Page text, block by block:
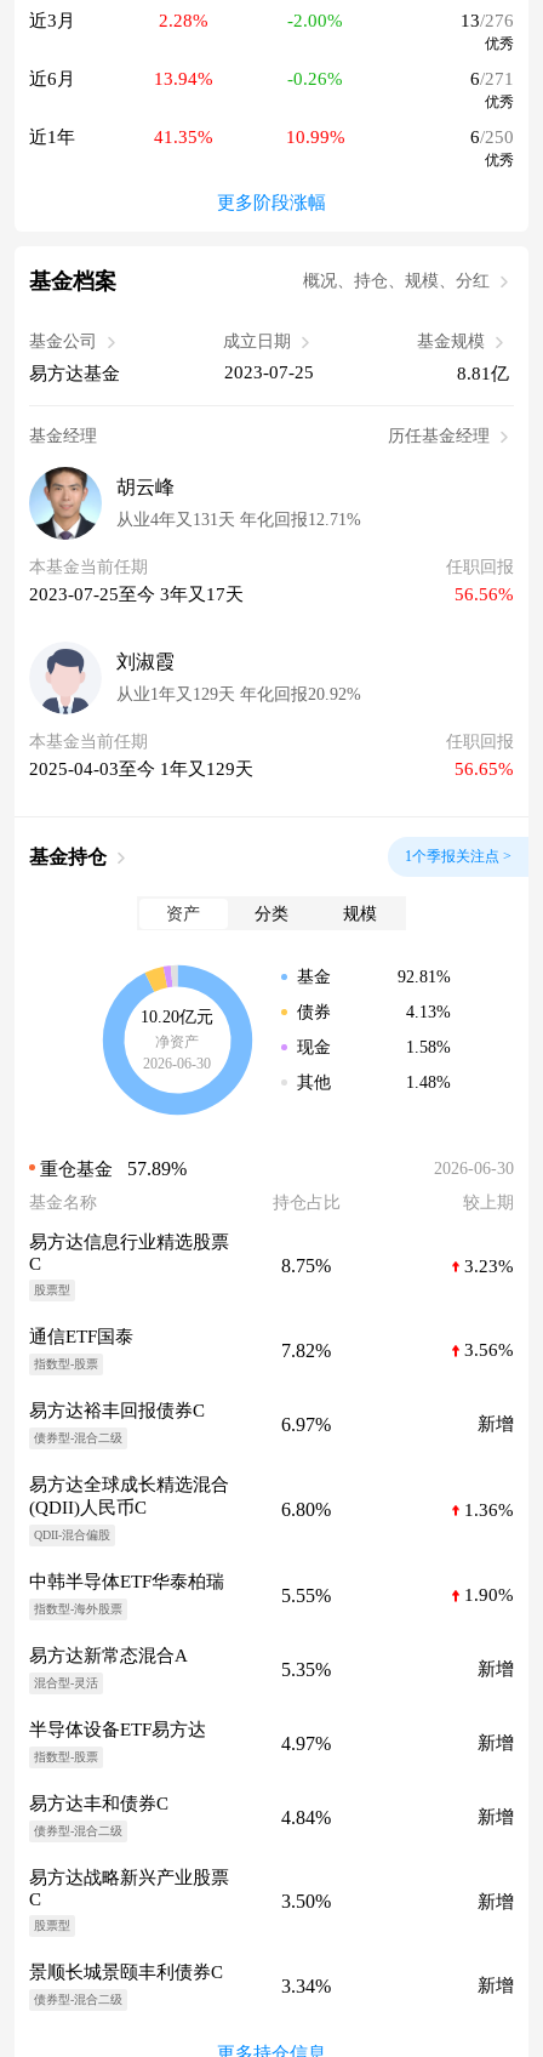
近3月 2.28% -2.00% 13/276
优秀
近6月 13.94% -0.26% 6/271
优秀
近1年 41.35% 10.99% 6/250
优秀
更多阶段涨幅
基金档案 概况、持仓、规模、分红
基金公司
易方达基金
成立日期
2023-07-25
基金规模
8.81亿
基金经理 历任基金经理
胡云峰
从业4年又131天 年化回报12.71%
本基金当前任期
2023-07-25至今 3年又17天
任职回报
56.56%
刘淑霞
从业1年又129天 年化回报20.92%
本基金当前任期
2025-04-03至今 1年又129天
任职回报
56.65%
基金持仓 1个季报关注点 >
资产 分类 规模
10.20亿元
净资产
2026-06-30
基金
92.81%
债券
4.13%
现金
1.58%
其他
1.48%
重仓基金 57.89%
2026-06-30
基金名称
持仓占比 较上期
易方达信息行业精选股票
C
股票型
8.75% 3.23%
通信ETF国泰
指数型-股票
7.82% 3.56%
易方达裕丰回报债券C
债券型-混合二级
6.97% 新增
易方达全球成长精选混合
(QDII)人民币C
QDII-混合偏股
6.80% 1.36%
中韩半导体ETF华泰柏瑞
指数型-海外股票
5.55% 1.90%
易方达新常态混合A
混合型-灵活
5.35% 新增
半导体设备ETF易方达
指数型-股票
4.97% 新增
易方达丰和债券C
债券型-混合二级
4.84% 新增
易方达战略新兴产业股票
C
股票型
3.50% 新增
景顺长城景颐丰利债券C
债券型-混合二级
3.34% 新增